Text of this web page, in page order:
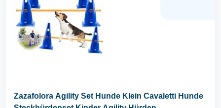
Zazafolora Agility Set Hunde Klein Cavaletti Hunde